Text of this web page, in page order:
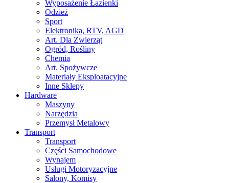
Wyposażenie Łazienki
Odzież
Sport
Elektronika, RTV, AGD
Art. Dla Zwierząt
Ogród, Rośliny
Chemia
Art. Spożywcze
Materiały Eksploatacyjne
Inne Sklepy
Hardware
Maszyny
Narzędzia
Przemysł Metalowy
Transport
Transport
Części Samochodowe
Wynajem
Usługi Motoryzacyjne
Salony, Komisy